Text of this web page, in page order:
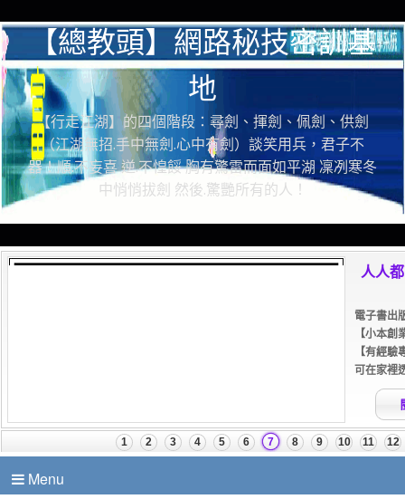
【總教頭】網路秘技密訓基
地
【行走江湖】的四個階段：尋劍、揮劍、佩劍、供劍
（江湖無招.手中無劍.心中有劍）談笑用兵，君子不
器！順.不妄喜 逆.不惶餒 胸有驚雷而面如平湖 凜冽寒冬
中悄悄拔劍 然後.驚艷所有的人！
Menu